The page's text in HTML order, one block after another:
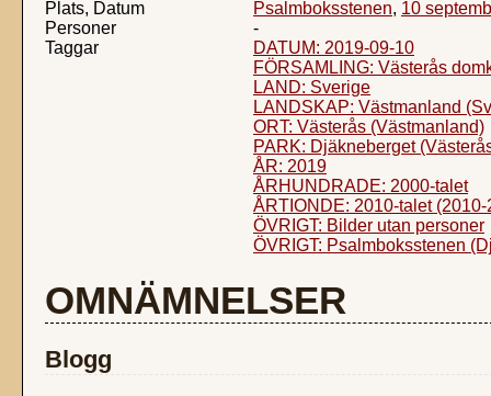
Plats, Datum Psalmboksstenen, 10
Personer
-
Taggar
DATUM: 2019-09-10
FÖRSAMLING: Västerås
LAND: Sverige
LANDSKAP: Västmanland
ORT: Västerås (Västmanland)
PARK: Djäkneberget
ÅR: 2019
ÅRHUNDRADE: 2000-talet
ÅRTIONDE: 2010-talet (2010-
ÖVRIGT: Bilder utan personer
ÖVRIGT: Psalmboksstenen
OMNÄMNELSER
Blogg